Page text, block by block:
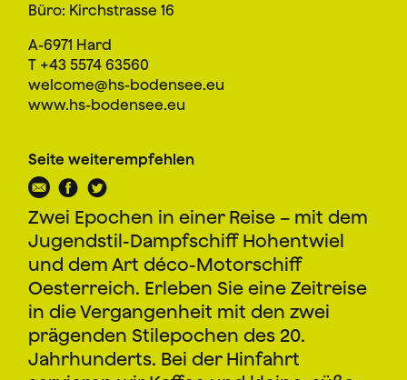
Büro: Kirchstrasse 16
A-6971 Hard
T +43 5574 63560
welcome@hs-bodensee.eu
www.hs-bodensee.eu
Seite weiterempfehlen
Zwei Epochen in einer Reise – mit dem
Jugendstil-Dampfschiff Hohentwiel
und dem Art déco-Motorschiff
Oesterreich. Erleben Sie eine Zeitreise
in die Vergangenheit mit den zwei
prägenden Stilepochen des 20.
Jahrhunderts. Bei der Hinfahrt